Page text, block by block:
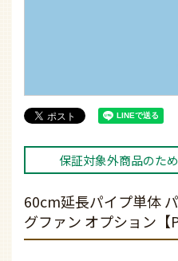
保証対象外商品のため
60cm延長パイプ単体
グファン オプション【